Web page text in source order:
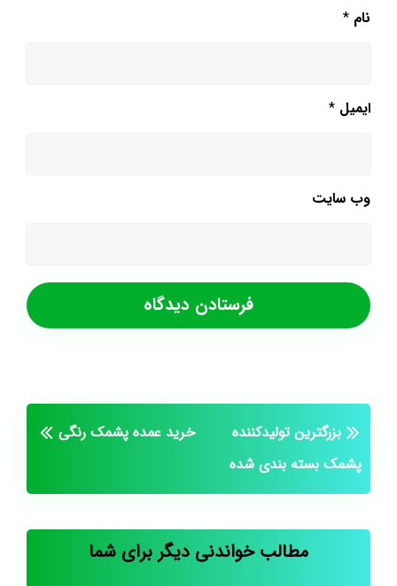
نام *
ایمیل *
وب‌ سایت
بزرگترین تولیدکننده
پشمک بسته بندی شده
خرید عمده پشمک رنگی
مطالب خواندنی دیگر برای شما